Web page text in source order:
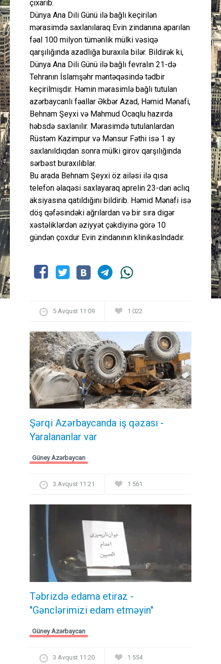
çıxarıb.
Dünya Ana Dili Günü ilə bağlı keçirilən
mərasimdə saxlanılaraq Evin zindanına aparılan
fəal 100 milyon tümənlik mülki vəsiqə
qarşılığında azadlığa buraxıla bilər. Bildirək ki,
Dünya Ana Dili Günü ilə bağlı fevralın 21-də
Tehranın İslamşəhr məntəqəsində tədbir
keçirilmişdir. Həmin mərasimlə bağlı tutulan
azərbaycanlı fəallar Əkbər Azad, Həmid Mənafi,
Behnam Şeyxi və Mahmud Ocaqlu hazırda
həbsdə saxlanılır. Mərasimdə tutulanlardan
Rüstəm Kazimpur və Mənsur Fəthi isə 1 ay
saxlanıldıqdan sonra mülki girov qarşılığında
sərbəst buraxılıblar.
Bu arada Behnam Şeyxi öz ailəsi ilə qısa
telefon əlaqəsi saxlayaraq aprelin 23-dən aclıq
aksiyasına qatıldığını bildirib. Həmid Mənafi isə
döş qəfəsindəki ağrılardan və bir sıra digər
xəstəliklərdən əziyyət çəkdiyinə görə 10
gündən çoxdur Evin zindanının klinikaslndadır.
5 Avqust 11:09 1 022
Şərqi Azərbaycanda iş qəzası -
Yaralananlar var
Güney Azərbaycan
3 Avqust 11:21 1 561
Təbrizdə edama etiraz -
"Gənclərimizi edam etməyin"
Güney Azərbaycan
3 Avqust 11:20 1 554